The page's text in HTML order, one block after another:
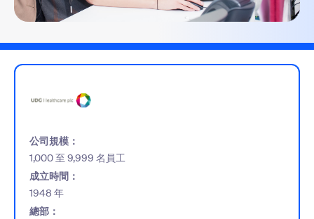
公司規模：
1,000 至 9,999 名員工
成立時間：
1948 年
總部：